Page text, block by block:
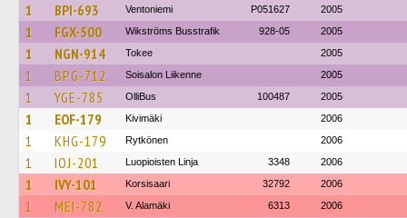
1 BPI-693 Ventoniemi P051627 2005
1 FGX-500 Wikströms Busstrafik 928-05 2005
1 NGN-914 Tokee 2005
1 BPG-712 Soisalon Liikenne 2005
1 YGE-785 OlliBus 100487 2005
1 EOF-179 Kivimäki 2006
1 KHG-179 Rytkönen 2006
1 IOJ-201 Luopioisten Linja 3348 2006
1 IVY-101 Korsisaari 32792 2006
1 MEI-782 V. Alamäki 6313 2006